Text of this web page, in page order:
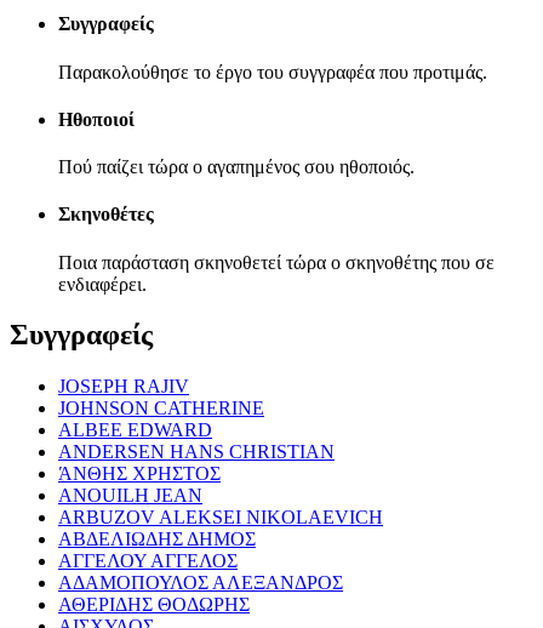
Συγγραφείς
Παρακολούθησε το έργο του συγγραφέα που προτιμάς.
Ηθοποιοί
Πού παίζει τώρα ο αγαπημένος σου ηθοποιός.
Σκηνοθέτες
Ποια παράσταση σκηνοθετεί τώρα ο σκηνοθέτης που σε
ενδιαφέρει.
Συγγραφείς
JOSEPH RAJIV
JOHNSON CATHERINE
ALBEE EDWARD
ANDERSEN HANS CHRISTIAN
ΆΝΘΗΣ ΧΡΗΣΤΟΣ
ANOUILH JEAN
ARBUZOV ALEKSEI NIKOLAEVICH
ΑΒΔΕΛΙΩΔΗΣ ΔΗΜΟΣ
ΑΓΓΕΛΟΥ ΑΓΓΕΛΟΣ
ΑΔΑΜΟΠΟΥΛΟΣ ΑΛΕΞΑΝΔΡΟΣ
ΑΘΕΡΙΔΗΣ ΘΟΔΩΡΗΣ